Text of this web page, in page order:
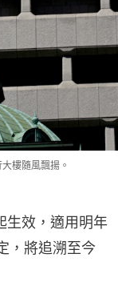
樓隨風飄揚。
生效，適用明年
，將追溯至今